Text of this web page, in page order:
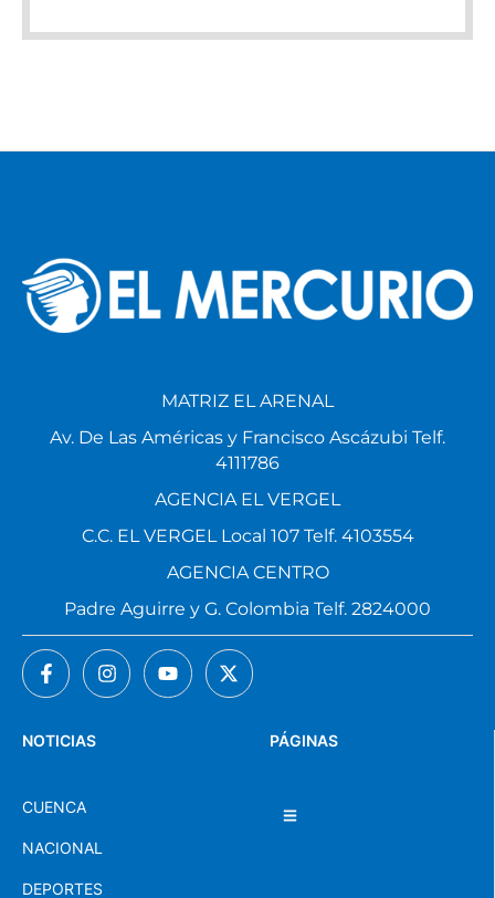
PÁGINAS
NOTICIAS
CUENCA
NACIONAL
DEPORTES
MATRIZ EL ARENAL
Av. De Las Américas y Francisco Ascázubi Telf.
4111786
AGENCIA EL VERGEL
C.C. EL VERGEL Local 107 Telf. 4103554
AGENCIA CENTRO
Padre Aguirre y G. Colombia Telf. 2824000